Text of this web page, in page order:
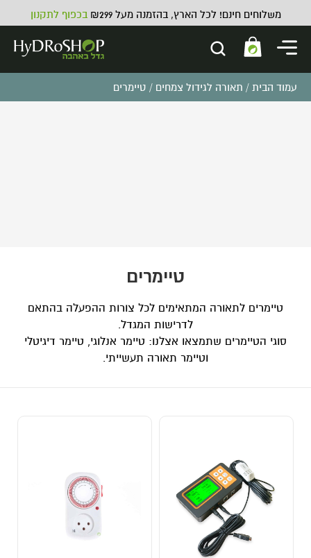
משלוחים חינם! לכל הארץ, בהזמנה מעל ₪299 בכפוף לתקנון
עמוד הבית / תאורה לגידול צמחים / טיימרים
טיימרים
טיימרים לתאורה המתאימים לכל צורות ההפעלה בהתאם
לדרישות המגדל.
סוגי הטיימרים שתמצאו אצלנו: טיימר אנלוגי, טיימר דיגיטלי
וטיימר תאורה תעשייתי.